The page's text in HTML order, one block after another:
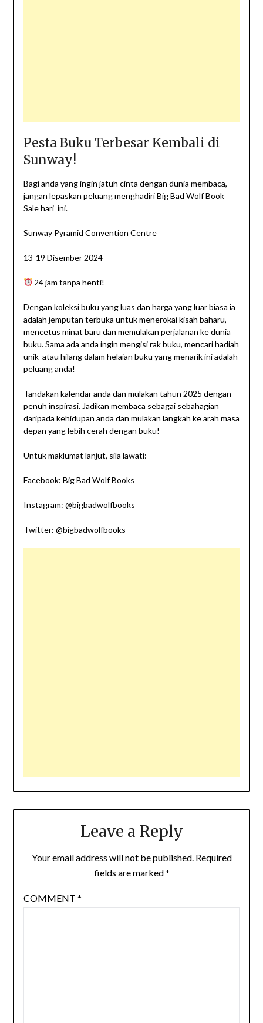
Pesta Buku Terbesar Kembali di
Sunway!
Bagi anda yang ingin jatuh cinta dengan dunia membaca,
jangan lepaskan peluang menghadiri Big Bad Wolf Book
Sale hari ini.
Sunway Pyramid Convention Centre
13-19 Disember 2024
24 jam tanpa henti!
Dengan koleksi buku yang luas dan harga yang luar biasa ia
adalah jemputan terbuka untuk menerokai kisah baharu,
mencetus minat baru dan memulakan perjalanan ke dunia
buku. Sama ada anda ingin mengisi rak buku, mencari hadiah
unik atau hilang dalam helaian buku yang menarik ini adalah
peluang anda!
Tandakan kalendar anda dan mulakan tahun 2025 dengan
penuh inspirasi. Jadikan membaca sebagai sebahagian
daripada kehidupan anda dan mulakan langkah ke arah masa
depan yang lebih cerah dengan buku!
Untuk maklumat lanjut, sila lawati:
Facebook: Big Bad Wolf Books
Instagram: @bigbadwolfbooks
Twitter: @bigbadwolfbooks
Leave a Reply
Your email address will not be published. Required
fields are marked*
COMMENT *